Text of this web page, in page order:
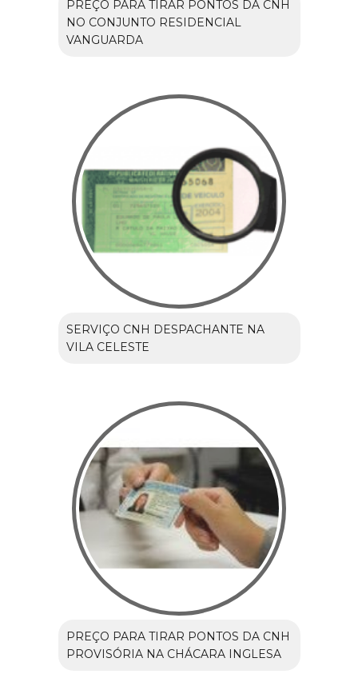
PREÇO PARA TIRAR PONTOS DA CNH
NO CONJUNTO RESIDENCIAL
VANGUARDA
SERVIÇO CNH DESPACHANTE NA
VILA CELESTE
PREÇO PARA TIRAR PONTOS DA CNH
PROVISÓRIA NA CHÁCARA INGLESA